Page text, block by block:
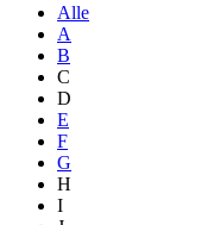
Alle
A
B
C
D
E
F
G
H
I